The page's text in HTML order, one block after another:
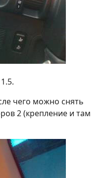
чего можно снять
2 (крепление и там